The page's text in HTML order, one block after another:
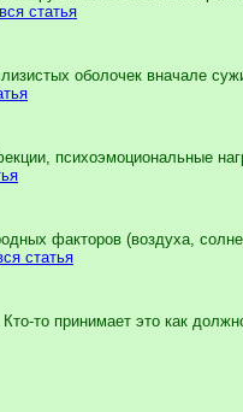
вся статья
оболочек вначале
психоэмоциональные
факторов (воздуха,
статья
принимает это как